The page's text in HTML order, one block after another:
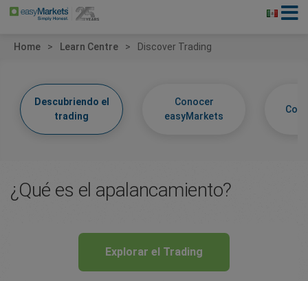
Home Learn Centre Discover Trading
Descubriendo el
trading
Conocer
easyMarkets
¿Qué es el apalancamiento?
Explorar el Trading